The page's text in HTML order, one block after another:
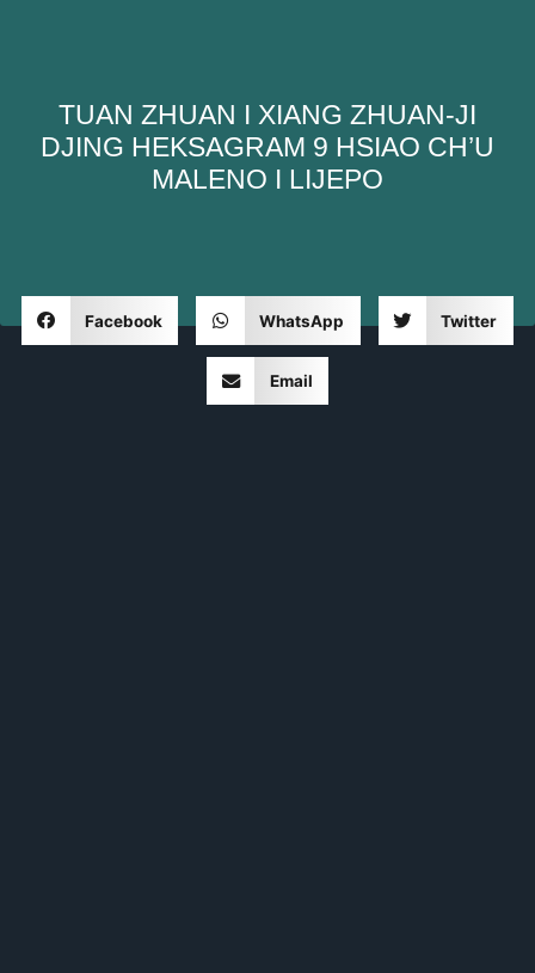
TUAN ZHUAN I XIANG ZHUAN-JI
DJING HEKSAGRAM 9 HSIAO CH’U
MALENO I LIJEPO
Facebook WhatsApp Twitter
Email